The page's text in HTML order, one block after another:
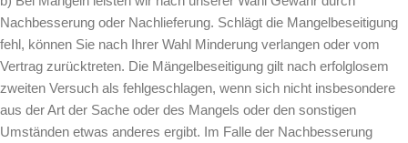
Nachbesserung oder Nachlieferung. Schlägt die Mangelbeseitigung
fehl, können Sie nach Ihrer Wahl Minderung verlangen oder vom
Vertrag zurücktreten. Die Mängelbeseitigung gilt nach erfolglosem
zweiten Versuch als fehlgeschlagen, wenn sich nicht insbesondere
aus der Art der Sache oder des Mangels oder den sonstigen
Umständen etwas anderes ergibt. Im Falle der Nachbesserung